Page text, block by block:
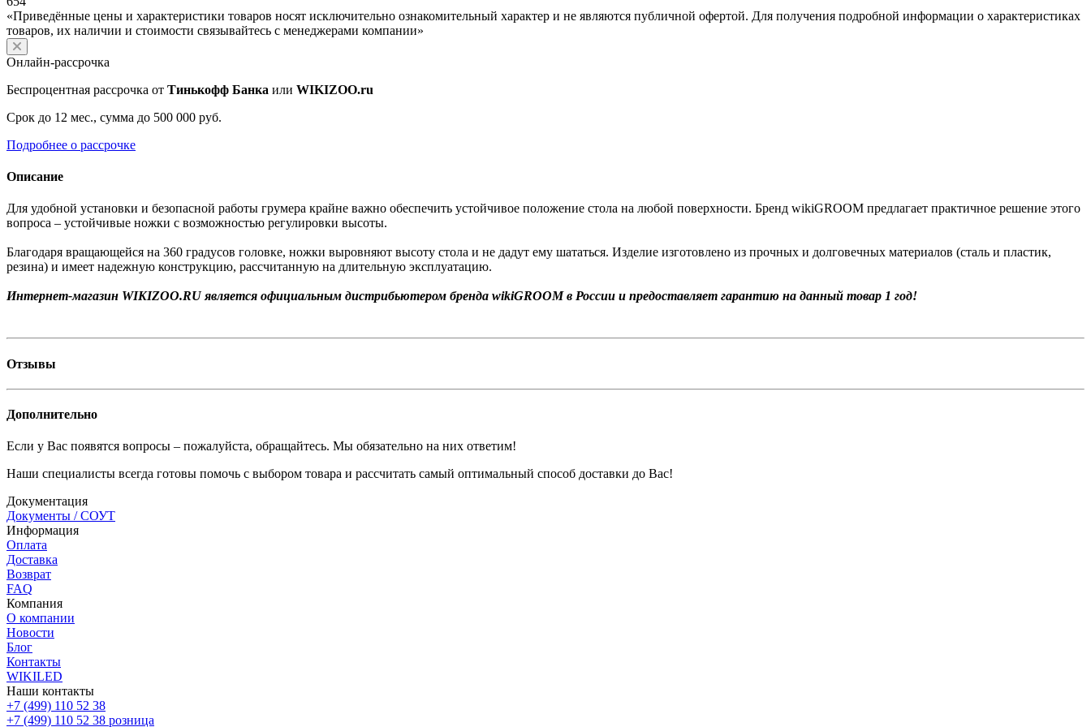
«Приведённые цены и характеристики товаров носят исключительно ознакомительный характер и не являются публичной офертой. Для получения подробной информации о характеристиках
товаров, их наличии и стоимости связывайтесь с менеджерами компании»
Онлайн-рассрочка
Беспроцентная рассрочка от Тинькофф Банка или WIKIZOO.ru
Срок до 12 мес., сумма до 500 000 руб.
Подробнее о рассрочке
Описание
Для удобной установки и безопасной работы грумера крайне важно обеспечить устойчивое положение стола на любой поверхности. Бренд wikiGROOM предлагает практичное решение этого
вопроса – устойчивые ножки с возможностью регулировки высоты.
Благодаря вращающейся на 360 градусов головке, ножки выровняют высоту стола и не дадут ему шататься. Изделие изготовлено из прочных и долговечных материалов (сталь и пластик,
резина) и имеет надежную конструкцию, рассчитанную на длительную эксплуатацию.
Интернет-магазин WIKIZOO.RU является официальным дистрибьютером бренда wikiGROOM в России и предоставляет гарантию на данный товар 1 год!
Отзывы
Дополнительно
Если у Вас появятся вопросы – пожалуйста, обращайтесь. Мы обязательно на них ответим!
Наши специалисты всегда готовы помочь с выбором товара и рассчитать самый оптимальный способ доставки до Вас!
Документация
Документы / СОУТ
Информация
Оплата
Доставка
Возврат
FAQ
Компания
О компании
Новости
Блог
Контакты
WIKILED
Наши контакты
+7 (499) 110 52 38
+7 (499) 110 52 38 розница